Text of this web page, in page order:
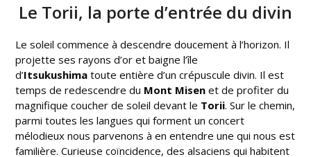
Le Torii, la porte d’entrée du divin
Le soleil commence à descendre doucement à l’horizon. Il
projette ses rayons d’or et baigne l’île
d’Itsukushima toute entière d’un crépuscule divin. Il est
temps de redescendre du Mont Misen et de profiter du
magnifique coucher de soleil devant le Torii. Sur le chemin,
parmi toutes les langues qui forment un concert
mélodieux nous parvenons à en entendre une qui nous est
familière. Curieuse coïncidence, des alsaciens qui habitent